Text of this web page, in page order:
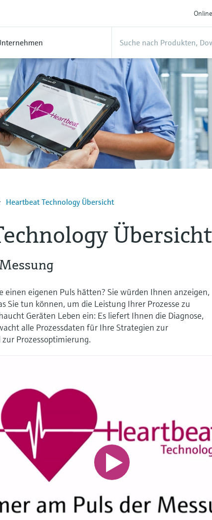
Heartbeat Technology Übersicht
Übersicht
einen eigenen Puls hätten? Sie würden Ihnen anzeigen,
Sie tun können, um die Leistung Ihrer Prozesse zu
Geräten Leben ein: Es liefert Ihnen die Diagnose,
alle Prozessdaten für Ihre Strategien zur
Prozessoptimierung.